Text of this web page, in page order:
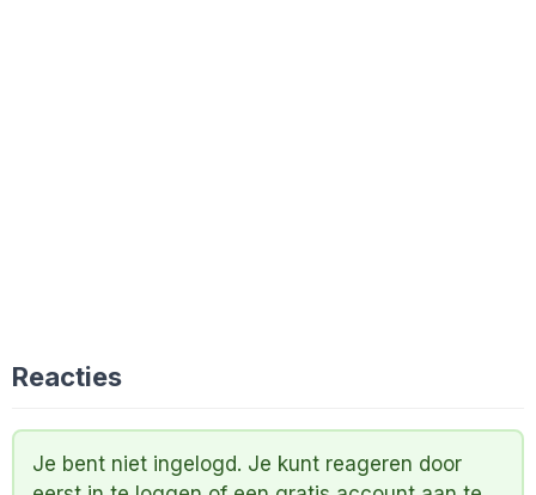
Reacties
Je bent niet ingelogd. Je kunt reageren door